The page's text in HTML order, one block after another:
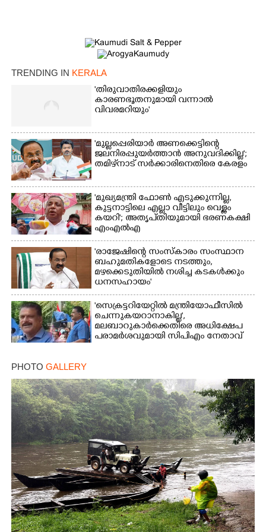
TRENDING IN KERALA
'തിരുവാതിരക്കളിയും
കാരണഭൂതനുമായി വന്നാൽ
വിവരമറിയും '
'മുല്ലപ്പെരിയാർ അണക്കെട്ടിന്റെ
ജലനിരപ്പുയർത്താൻ അനുവദിക്കില്ല';
തമിഴ്‌നാട് സർക്കാരിനെതിരെ കേരളം
'മുഖ്യമന്ത്രി ഫോൺ എടുക്കുന്നില്ല,
കുട്ടനാട്ടിലെ എല്ലാ വീട്ടിലും വെള്ളം
കയറി'; അതൃപ്‌തിയുമായി ഭരണകക്ഷി
എംഎൽഎ
'രാജേഷിന്റെ സംസ്കാരം സംസ്ഥാന
ബഹുമതികളോടെ നടത്തും,
മഴക്കെടുതിയിൽ നശിച്ച കടകൾക്കും
ധനസഹായം'
'സെക്രട്ടറിയേറ്റിൽ മന്ത്രിയോഫീസിൽ
ചെന്നുകയറാനാകില്ല',
മലബാറുകാർക്കെതിരെ അധിക്ഷേപ
പരാമർശവുമായി സിപിഎം നേതാവ്‌
PHOTO GALLERY